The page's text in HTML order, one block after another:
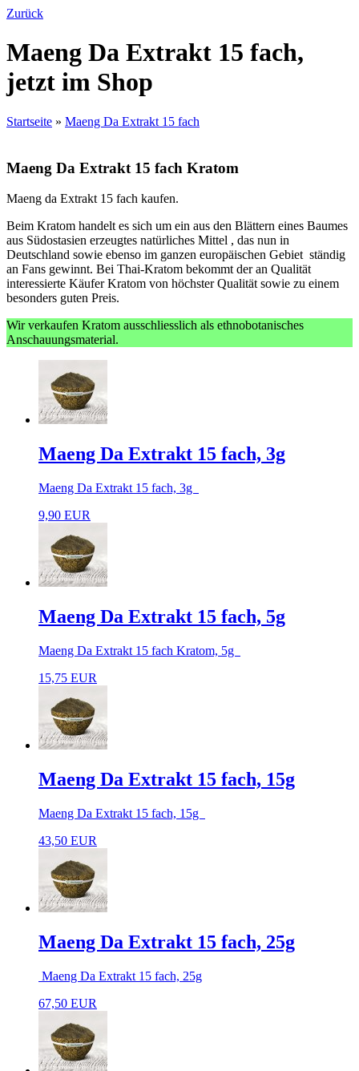
Zurück
Maeng Da Extrakt 15 fach,
jetzt im Shop
Startseite » Maeng Da Extrakt 15 fach
Maeng Da Extrakt 15 fach Kratom
Maeng da Extrakt 15 fach kaufen.
Beim Kratom handelt es sich um ein aus den Blättern eines Baumes
aus Südostasien erzeugtes natürliches Mittel , das nun in
Deutschland sowie ebenso im ganzen europäischen Gebiet ständig
an Fans gewinnt. Bei Thai-Kratom bekommt der an Qualität
interessierte Käufer Kratom von höchster Qualität sowie zu einem
besonders guten Preis.
Wir verkaufen Kratom ausschliesslich als ethnobotanisches
Anschauungsmaterial.
Maeng Da Extrakt 15 fach, 3g
Maeng Da Extrakt 15 fach, 3g
9,90 EUR
Maeng Da Extrakt 15 fach, 5g
Maeng Da Extrakt 15 fach Kratom, 5g
15,75 EUR
Maeng Da Extrakt 15 fach, 15g
Maeng Da Extrakt 15 fach, 15g
43,50 EUR
Maeng Da Extrakt 15 fach, 25g
Maeng Da Extrakt 15 fach, 25g
67,50 EUR